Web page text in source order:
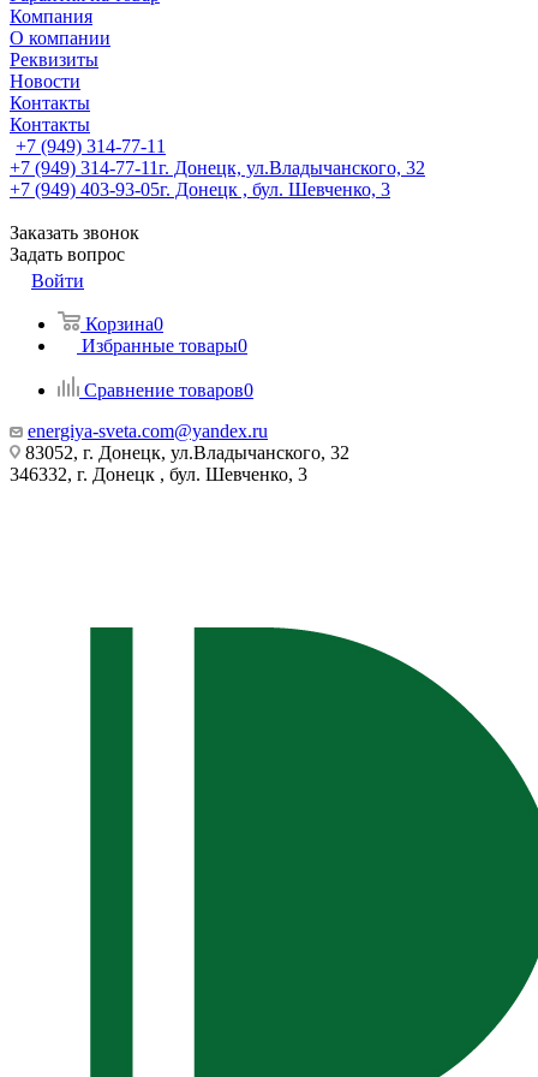
Компания
О компании
Реквизиты
Новости
Контакты
Контакты
+7 (949) 314-77-11
+7 (949) 314-77-11г. Донецк, ул.Владычанского, 32
+7 (949) 403-93-05г. Донецк , бул. Шевченко, 3
Заказать звонок
Задать вопрос
Войти
Корзина0
Избранные товары0
Сравнение товаров0
energiya-sveta.com@yandex.ru
83052, г. Донецк, ул.Владычанского, 32
346332, г. Донецк , бул. Шевченко, 3